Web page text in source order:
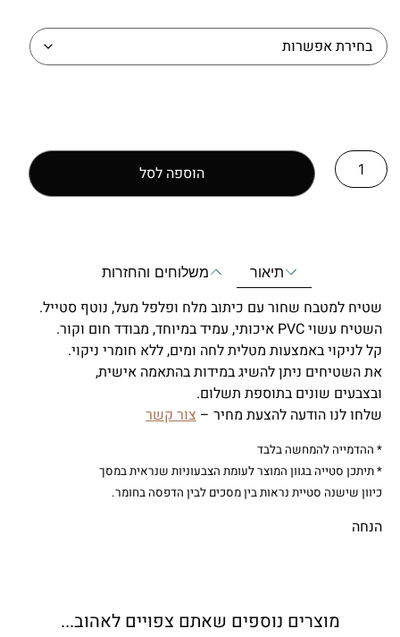
הוספה לסל
תיאור משלוחים והחזרות
שטיח למטבח שחור עם כיתוב מלח ופלפל מעל, נוטף סטייל.
השטיח עשוי PVC איכותי, עמיד במיוחד, מבודד חום וקור.
קל לניקוי באמצעות מטלית לחה ומים, ללא חומרי ניקוי.
את השטיחים ניתן להשיג במידות בהתאמה אישית,
ובצבעים שונים בתוספת תשלום.
שלחו לנו הודעה להצעת מחיר – צור קשר
* ההדמייה להמחשה בלבד
* תיתכן סטייה בגוון המוצר לעומת הצבעוניות שנראית במסך
כיוון שישנה סטיית נראות בין מסכים לבין הדפסה בחומר.
הנחה
מוצרים נוספים שאתם צפויים לאהוב...